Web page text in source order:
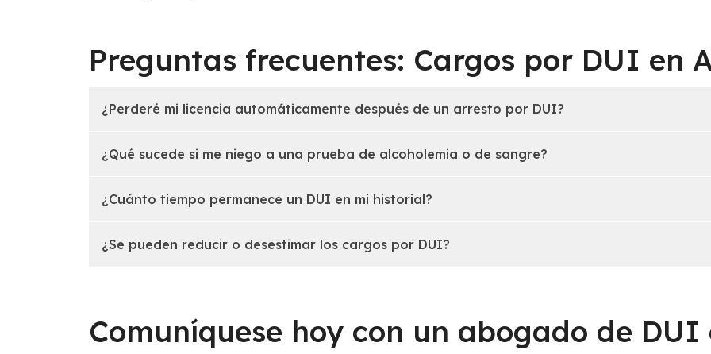
Preguntas frecuentes: Cargos por DUI en
¿Perderé mi licencia automáticamente después de un arresto por DUI?
¿Qué sucede si me niego a una prueba de alcoholemia o de sangre?
¿Cuánto tiempo permanece un DUI en mi historial?
¿Se pueden reducir o desestimar los cargos por DUI?
Comuníquese hoy con un abogado de DUI